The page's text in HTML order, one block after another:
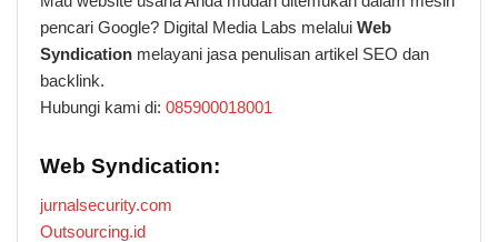
pencari Google? Digital Media Labs melalui Web
Syndication melayani jasa penulisan artikel SEO dan
backlink.
Hubungi kami di: 085900018001
Web Syndication:
jurnalsecurity.com
Outsourcing.id